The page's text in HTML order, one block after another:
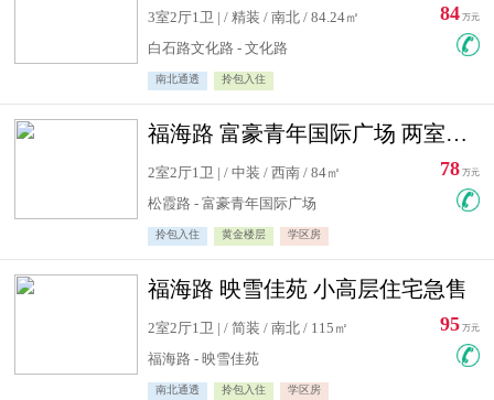
3室2厅1卫 | / 精装 / 南北 / 84.24㎡
白石路文化路 - 文化路
南北通透 拎包入住
84 万元
福海路 富豪青年国际广场 两室住宅急售
2室2厅1卫 | / 中装 / 西南 / 84㎡
松霞路 - 富豪青年国际广场
拎包入住 黄金楼层 学区房
78 万元
福海路 映雪佳苑 小高层住宅急售
2室2厅1卫 | / 简装 / 南北 / 115㎡
福海路 - 映雪佳苑
南北通透 拎包入住 学区房
95 万元